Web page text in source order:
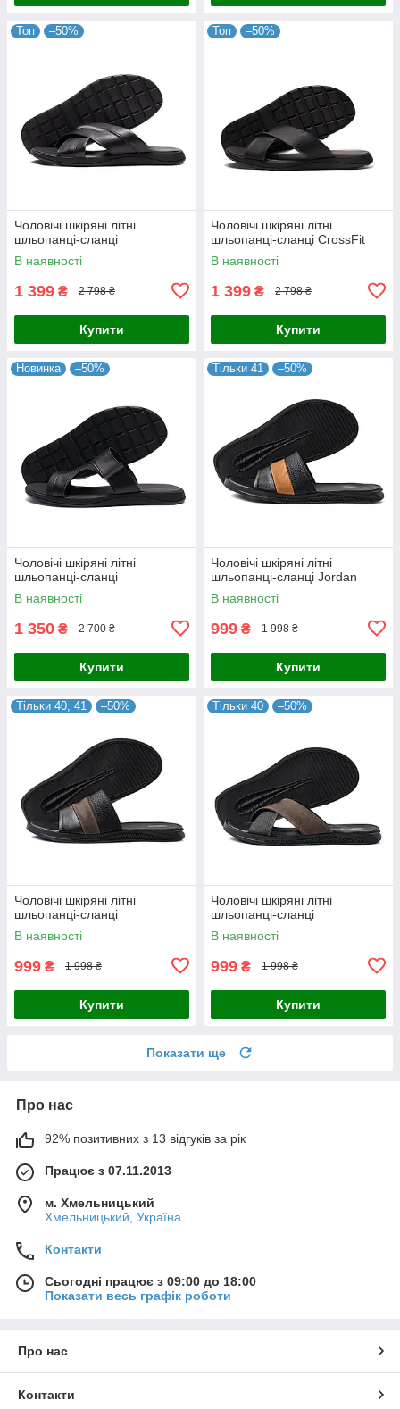
Топ –50%
Чоловічі шкіряні літні
шльопанці-сланці
В наявності
1 399 ₴ 2 798 ₴
Купити
Топ –50%
Чоловічі шкіряні літні
шльопанці-сланці CrossFit
В наявності
1 399 ₴ 2 798 ₴
Купити
Новинка –50%
Чоловічі шкіряні літні
шльопанці-сланці
В наявності
1 350 ₴ 2 700 ₴
Купити
Тільки 41 –50%
Чоловічі шкіряні літні
шльопанці-сланці Jordan
В наявності
999 ₴ 1 998 ₴
Купити
Тільки 40, 41 –50%
Чоловічі шкіряні літні
шльопанці-сланці
В наявності
999 ₴ 1 998 ₴
Купити
Тільки 40 –50%
Чоловічі шкіряні літні
шльопанці-сланці
В наявності
999 ₴ 1 998 ₴
Купити
Показати ще
Про нас
92% позитивних з 13 відгуків за рік
Працює з 07.11.2013
м. Хмельницький
Хмельницький, Україна
Контакти
Сьогодні працює з 09:00 до 18:00
Показати весь графік роботи
Про нас
Контакти